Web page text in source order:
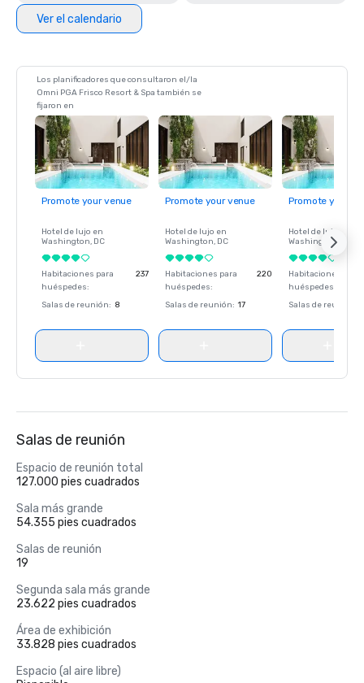
Ver el calendario
Los planificadores que consultaron el/la
Omni PGA Frisco Resort & Spa también se
fijaron en
Promote your venue
Hotel de lujo en
Washington, DC
Habitaciones para
huéspedes:
237
Salas de reunión: 8
Promote your venue
Hotel de lujo en
Washington, DC
Habitaciones para
huéspedes:
220
Salas de reunión: 17
Promote your
Hotel de lujo en
Washington
Habitaciones para
huéspedes
Salas de reunión
Salas de reunión
Espacio de reunión total
127.000 pies cuadrados
Sala más grande
54.355 pies cuadrados
Salas de reunión
19
Segunda sala más grande
23.622 pies cuadrados
Área de exhibición
33.828 pies cuadrados
Espacio (al aire libre)